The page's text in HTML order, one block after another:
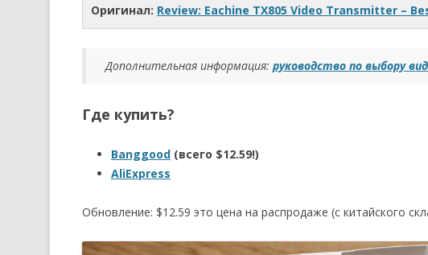
Оригинал: Review: Eachine TX805 Video Transmitter –
Дополнительная информация: руководство по выбору
Где купить?
Banggood (всего $12.59!)
AliExpress
Обновление: $12.59 это цена на распродаже (с китайского